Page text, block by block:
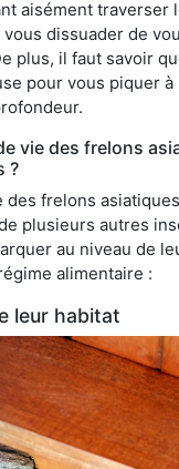
aisément traverser
dissuader de
plus, il faut savoir
pour vous piquer
vie des frelons
?
des frelons
plusieurs autres
au niveau de
alimentaire :
leur habitat